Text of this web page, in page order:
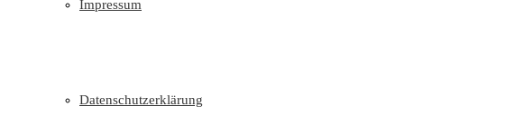
Impressum
Datenschutzerklärung